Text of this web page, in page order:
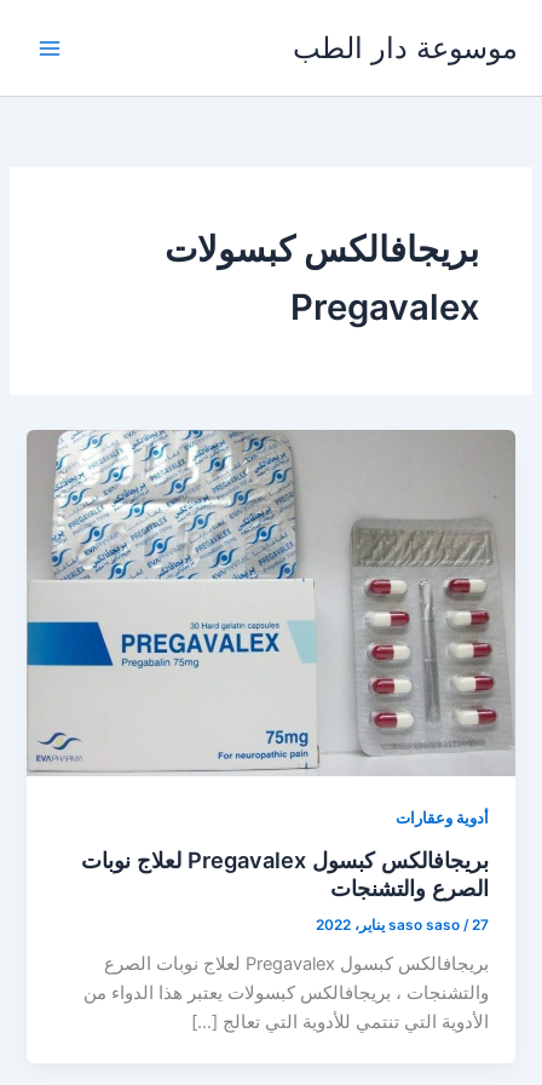
المحتوى
موسوعة دار الطب
بريجافالكس كبسولات
Pregavalex
أدوية وعقارات
بريجافالكس كبسول Pregavalex لعلاج نوبات
الصرع والتشنجات
saso saso /27 يناير، 2022
بريجافالكس كبسول Pregavalex لعلاج نوبات الصرع
والتشنجات ، بريجافالكس كبسولات يعتبر هذا الدواء من
الأدوية التي تنتمي للأدوية التي تعالج […]